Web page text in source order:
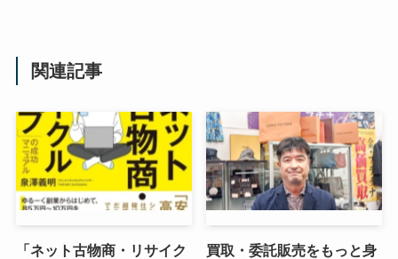
関連記事
「ネット古物商・リサイク
買取・委託販売をもっと身